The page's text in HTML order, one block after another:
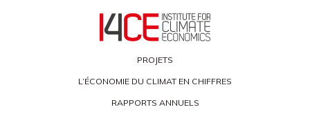
PROJETS
L’ÉCONOMIE DU CLIMAT EN CHIFFRES
RAPPORTS ANNUELS